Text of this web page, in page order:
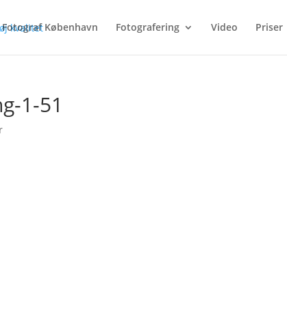
Fotograf København Fotografering Video Priser
1-51